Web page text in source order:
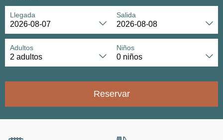
Llegada Salida
Adultos Niños
Reservar